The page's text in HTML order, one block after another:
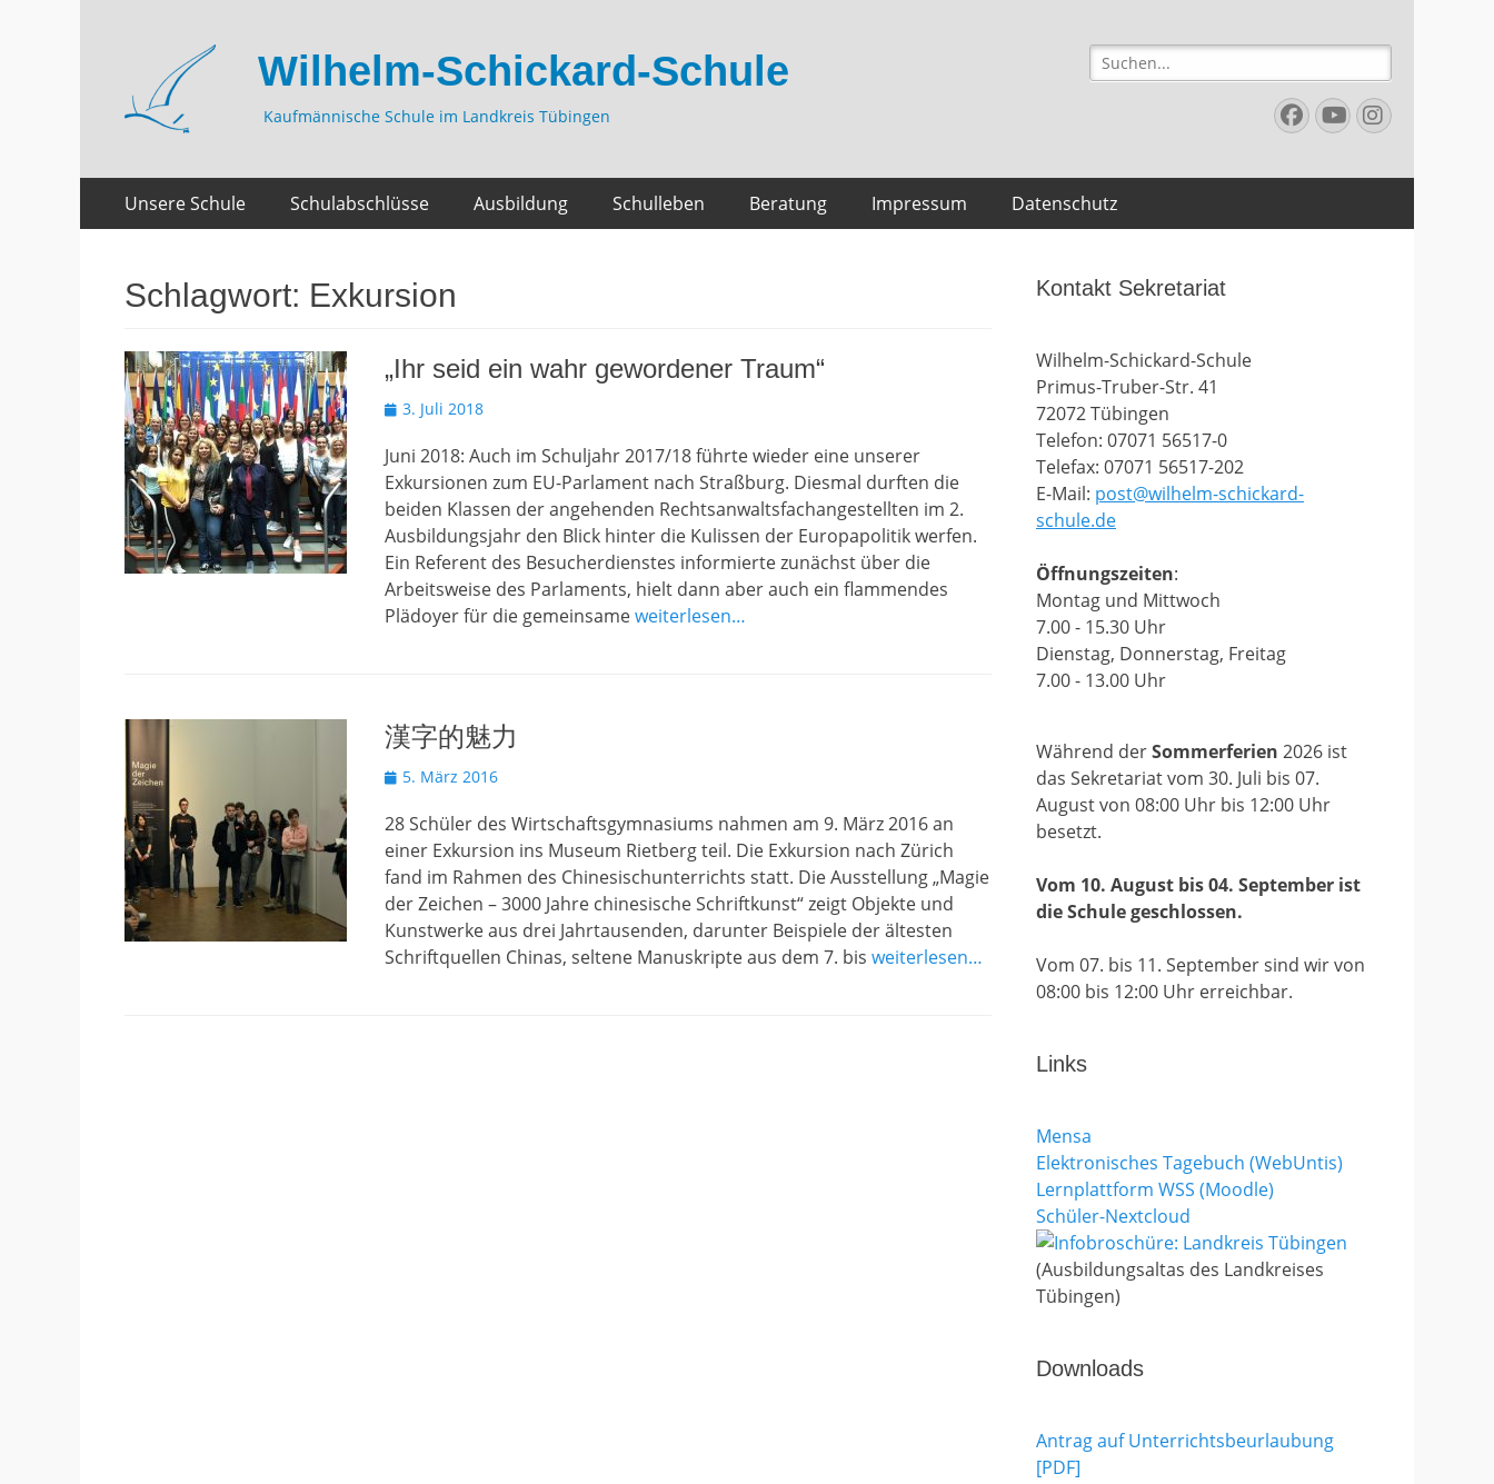
Wilhelm-Schickard-Schule
Kaufmännische Schule im Landkreis Tübingen
Suchen
nach:
Facebook
YouTube
Primäres
Menü
Inhalt
Unsere Schule Schulabschlüsse Ausbildung Schulleben Beratung Impressum Datenschutz
Schlagwort: Exkursion
„Ihr seid ein wahr gewordener Traum“
Veröffentlicht
3. Juli 2018
Juni 2018: Auch im Schuljahr 2017/18 führte wieder eine unserer
Exkursionen zum EU-Parlament nach Straßburg. Diesmal durften die
beiden Klassen der angehenden Rechtsanwaltsfachangestellten im 2.
Ausbildungsjahr den Blick hinter die Kulissen der Europapolitik werfen.
Ein Referent des Besucherdienstes informierte zunächst über die
Arbeitsweise des Parlaments, hielt dann aber auch ein flammendes
Plädoyer für die gemeinsameweiterlesen…
漢字的魅力
Veröffentlicht
5. März 2016
28 Schüler des Wirtschaftsgymnasiums nahmen am 9. März 2016 an
einer Exkursion ins Museum Rietberg teil. Die Exkursion nach Zürich
fand im Rahmen des Chinesischunterrichts statt. Die Ausstellung „Magie
der Zeichen – 3000 Jahre chinesische Schriftkunst“ zeigt Objekte und
Kunstwerke aus drei Jahrtausenden, darunter Beispiele der ältesten
Schriftquellen Chinas, seltene Manuskripte aus dem 7. bis weiterlesen…
Kontakt Sekretariat
Wilhelm-Schickard-Schule
Primus-Truber-Str. 41
72072 Tübingen
Telefon: 07071 56517-0
Telefax: 07071 56517-202
E-Mail: post@wilhelm-schickard-
schule.de
Öffnungszeiten:
Montag und Mittwoch
7.00 - 15.30 Uhr
Dienstag, Donnerstag, Freitag
7.00 - 13.00 Uhr
Während derSommerferien 2026 ist
das Sekretariat vom 30. Juli bis 07.
August von 08:00 Uhr bis 12:00 Uhr
besetzt.
Vom 10. August bis 04. September ist
die Schule geschlossen.
Vom 07. bis 11. September sind wir von
08:00 bis 12:00 Uhr erreichbar.
Links
Mensa
Elektronisches Tagebuch (WebUntis)
Lernplattform WSS (Moodle)
Schüler-Nextcloud
(Ausbildungsaltas des Landkreises
Tübingen)
Downloads
Antrag auf Unterrichtsbeurlaubung
[PDF]